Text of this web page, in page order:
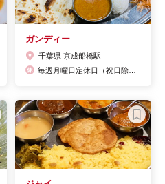
ガンディー
千葉県 京成船橋駅